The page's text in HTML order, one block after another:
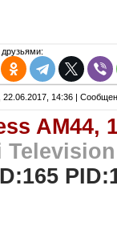
22.06.2017, 14:36 |
AM44,
Television